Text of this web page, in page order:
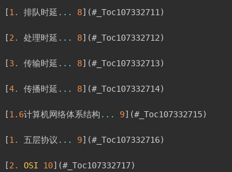
[1. 排队时延 ... 8] (#_Toc107332711 )
[2. 处理时延 ... 8] (#_Toc107332712)
[3. 传输时延 ... 8] (#_Toc107332713)
[4. 传播时延 ... 8] (#_Toc107332714)
[1.6计算机网络体系结构 ... 9] (#_Toc107332715)
[1. 五层协议 ... 9] (#_Toc107332716)
[2. OSI 10] (#_Toc107332717)